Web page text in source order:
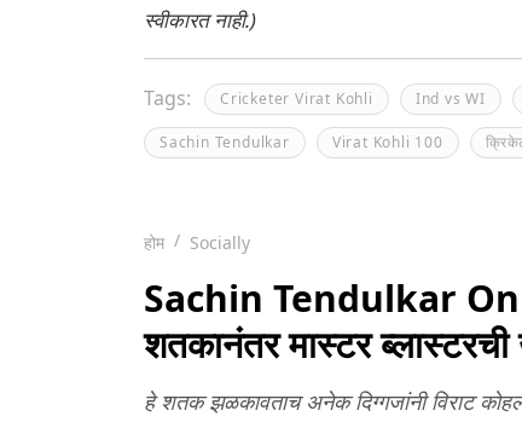
स्वीकारत नाही.)
Tags: Cricketer Virat Kohli Ind vs WI
Sachin Tendulkar Virat Kohli 100
होम Socially
Sachin Tendulkar On
शतकानंतर मास्टर
हे शतक झळकावताच अनेक दिग्गजांनी विराट